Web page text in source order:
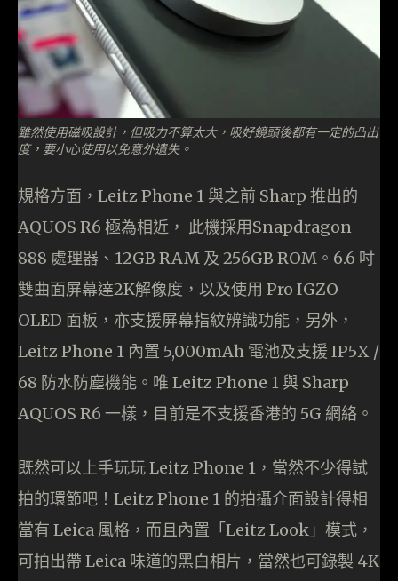
雖然使用磁吸設計，但吸力不算太大，吸好鏡頭後都有一定的凸出
度，要小心使用以免意外遺失。
規格方面，Leitz Phone 1 與之前 Sharp 推出的
AQUOS R6 極為相近， 此機採用Snapdragon
888 處理器、12GB RAM 及 256GB ROM。6.6 吋
雙曲面屏幕達2K解像度，以及使用 Pro IGZO
OLED 面板，亦支援屏幕指紋辨識功能，另外，
Leitz Phone 1 內置 5,000mAh 電池及支援 IP5X /
68 防水防塵機能。唯 Leitz Phone 1 與 Sharp
AQUOS R6 一樣，目前是不支援香港的 5G 網絡。
既然可以上手玩玩 Leitz Phone 1，當然不少得試
拍的環節吧！Leitz Phone 1 的拍攝介面設計得相
當有 Leica 風格，而且內置「Leitz Look」模式，
可拍出帶 Leica 味道的黑白相片，當然也可錄製 4K